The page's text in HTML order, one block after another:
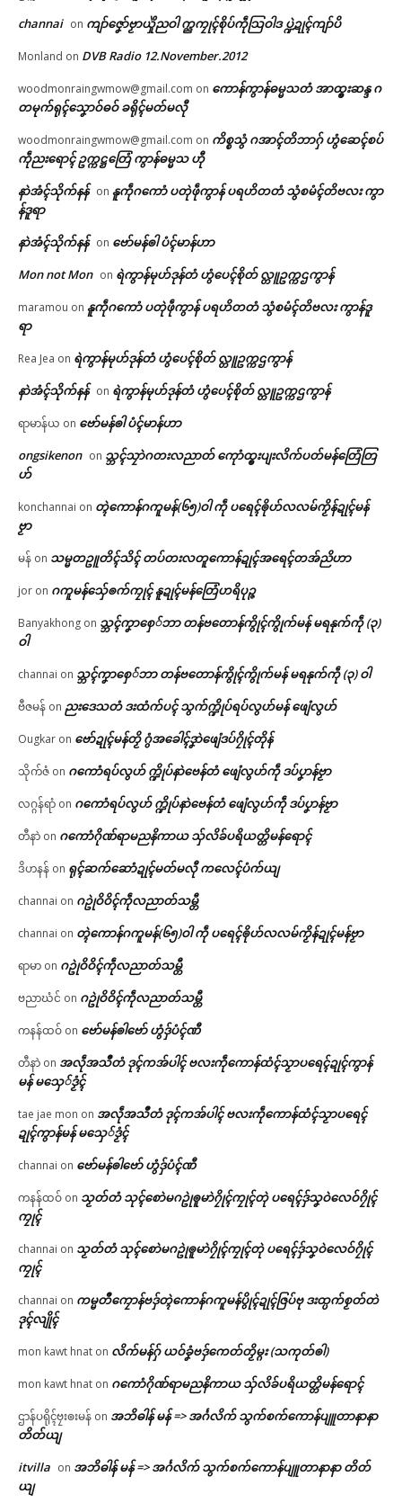
channai on ကျာ်ဇၞော်ဗၟာယှိုဲညဝါ က္ညကၠုၚ်စိုပ်ကဵုသြဝါဒ ပ္ဍဲဍုၚ်ကျာ်ပိ
Monland on DVB Radio 12.November.2012
woodmonraingwmow@gmail.com on ကောန်ကွာန်ဓမ္မသတံ အာထ္ၜးဆန္ဒ ဂ
တမုက်ရုၚ်သၞောဝ်ဓဝ် ခရိုၚ်မတ်မလီု
woodmonraingwmow@gmail.com on ကိစ္စသွံ ဂအာၚ်တိဘာဂှ် ဟွံဆေၚ်စပ်
ကဵုညးရောၚ် ဥက္ကဋ္ဌတြေံ ကွာန်ဓမ္မသ ဟီု
နာဲအံၚ်သိုက်နန် on နူကဵုဂကောံ ပတုဲဖဵုကွာန် ပရဟိတတံ သွံစမံၚ်တိဗလး ကွာ
န်ဒူရာ
နာဲအံၚ်သိုက်နန် on ဗော်မန်ၜါ ပံၚ်မာန်ဟာ
Mon not Mon on ရဲကွာန်မုဟ်ဒုန်တံ ဟွံပေၚ်စိုတ် လ္တူဥက္ကဌကွာန်
maramou on နူကဵုဂကောံ ပတုဲဖဵုကွာန် ပရဟိတတံ သွံစမံၚ်တိဗလး ကွာန်ဒူ
ရာ
Rea Jea on ရဲကွာန်မုဟ်ဒုန်တံ ဟွံပေၚ်စိုတ် လ္တူဥက္ကဌကွာန်
နာဲအံၚ်သိုက်နန် on ရဲကွာန်မုဟ်ဒုန်တံ ဟွံပေၚ်စိုတ် လ္တူဥက္ကဌကွာန်
ရာမာန်ယ on ဗော်မန်ၜါ ပံၚ်မာန်ဟာ
ongsikenon on သ္ဘၚ်သၠာဲဂတးလညာတ် ကေုာံထ္ၜးပျးလိက်ပတ်မန်တြေံတြ
ဟ်
konchannai on တ္ၚဲကောန်ဂကူမန်(၆၅)ဝါ ကဵု ပရေၚ်ၜိုဟ်လလမ်ကၟိန်ဍုၚ်မန်
ဗၟာ
မန် on သမ္မတဥူတိၚ်သိၚ် တပ်တးလတူကောန်ဍုၚ်အရေၚ်တအ်ညိဟာ
jor on ဂကူမန်​သှ်ေၜက်ကၠုၚ် နူဍုၚ်မန်တြေံဟရိပုဉ္ဇ
Banyakhong on သ္ဘၚ်ကၞာစှေ်ဘာ တန်ဗတောန်ကွိုၚ်ကွိုက်မန် မရနုက်ကဵု (၃)
ဝါ
channai on သ္ဘၚ်ကၞာစှေ်ဘာ တန်ဗတောန်ကွိုၚ်ကွိုက်မန် မရနုက်ကဵု (၃) ဝါ
ဗီဇမန် on ညးဒေသတံ ဒးထံက်ပၚ် သွက်က္ဍိုပ်ရပ်လွဟ်မန် ဖျေံလွဟ်
Ougkar on ဗော်ဍုၚ်မန်တၟိ ဂွံအခေါၚ်ဒၞာဲဖျေံဒပ်ဂၠိုၚ်တိုန်
သိုက်ဇံ on ဂကောံရပ်လွဟ် က္ဍိုပ်နာဲဗေန်တံ ဖျေံလွဟ်ကဵု ဒပ်ပၞာန်ဗၟာ
လဂ္ဂန်ရာံ on ဂကောံရပ်လွဟ် က္ဍိုပ်နာဲဗေန်တံ ဖျေံလွဟ်ကဵု ဒပ်ပၞာန်ဗၟာ
တီနာဲ on ဂကောံဂိုဏ်ရာမညနိကာယ သှ်လိခ်ပရိယတ္တိမန်ရောၚ်
ဒိဟနန် on ရုၚ်ဆက်ဆောံဍုၚ်မတ်မလီု ကလေၚ်ပံက်ယျ
channai on ဂဥုဲဝိဝိၚ်ကဵုလညာတ်သမ္တီ
channai on တ္ၚဲကောန်ဂကူမန်(၆၅)ဝါ ကဵု ပရေၚ်ၜိုဟ်လလမ်ကၟိန်ဍုၚ်မန်ဗၟာ
ရာမာ on ဂဥုဲဝိဝိၚ်ကဵုလညာတ်သမ္တီ
ဗညာဃံင် on ဂဥုဲဝိဝိၚ်ကဵုလညာတ်သမ္တီ
ကနန်ထဝ် on ဗော်မန်ၜါဗော် ဟွံဒှ်ပံၚ်ဏီ
တီနာဲ on အလဵုအသဳတံ ဒုၚ်ကအ်ပါၚ် ဗလးကဵုကောန်ထံၚ်သၟာပရေၚ်ဍုၚ်ကွာန်
မန် မသှေ်ဒၟံၚ်
tae jae mon on အလဵုအသဳတံ ဒုၚ်ကအ်ပါၚ် ဗလးကဵုကောန်ထံၚ်သၟာပရေၚ်
ဍုၚ်ကွာန်မန် မသှေ်ဒၟံၚ်
channai on ဗော်မန်ၜါဗော် ဟွံဒှ်ပံၚ်ဏီ
ကနန်ထဝ် on သၟတ်တံ သုၚ်စောဲမဂဥုဲၜူမာဲဂၠိုၚ်ကၠုၚ်တုဲ ပရေၚ်ဒှ်သၞဝဲလေဝ်ဂၠိုၚ်
ကၠုၚ်
channai on သၟတ်တံ သုၚ်စောဲမဂဥုဲၜူမာဲဂၠိုၚ်ကၠုၚ်တုဲ ပရေၚ်ဒှ်သၞဝဲလေဝ်ဂၠိုၚ်
ကၠုၚ်
channai on ကမ္မတဳကၠောန်ဗဒှ်တ္ၚဲကောန်ဂကူမန်ပွိုၚ်ဍုၚ်ဇြပ်ဗု ဒးထ္ပက်စၟတ်တဲ
ဒုၚ်လျိုၚ်
mon kawt hnat on လိက်မန်ဂှ် ယဝ်ခၞံဗဒှ်ကေတ်တၟိမ္ဂး (သကုတ်ၜါ)
mon kawt hnat on ဂကောံဂိုဏ်ရာမညနိကာယ သှ်လိခ်ပရိယတ္တိမန်ရောၚ်
ဌာန်ပရိုၚ်ဗၠးၜးမန် on အဘိဓါန် မန် => အၚ်္ဂလိက် သွက်စက်ကောန်ပျူတာနာနာ
တိတ်ယျ
itvilla on အဘိဓါန် မန် => အၚ်္ဂလိက် သွက်စက်ကောန်ပျူတာနာနာ တိတ်
ယျ